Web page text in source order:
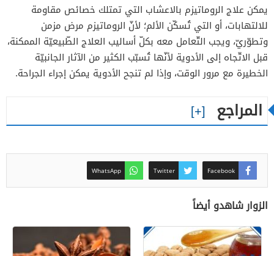
يمكن علاج الروماتيزم بالاعشاب التي تمتلك خصائص مقاومة
للالتهابات، أو التي تُسكّن الألم؛ لأنّ الروماتيزم مرض مزمن
وتطوّريّ، ويجب التّعامل معه بكلّ أساليب العلاج الطّبيعيّة الممكنة،
قبل الاتّجاه إلى الأدوية لأنّها تُسبّب الكثير من الآثار الجانبيّة
الخطيرة مع مرور الوقت، وإذا لم تنجح الأدوية يمكن إجراء الجراحة.
المراجع
Facebook
Twitter
WhatsApp
الزوار شاهدو أيضاً